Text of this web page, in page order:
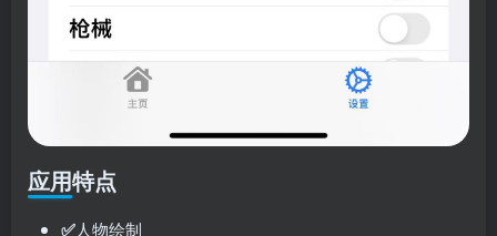
应用特点
✅人物绘制